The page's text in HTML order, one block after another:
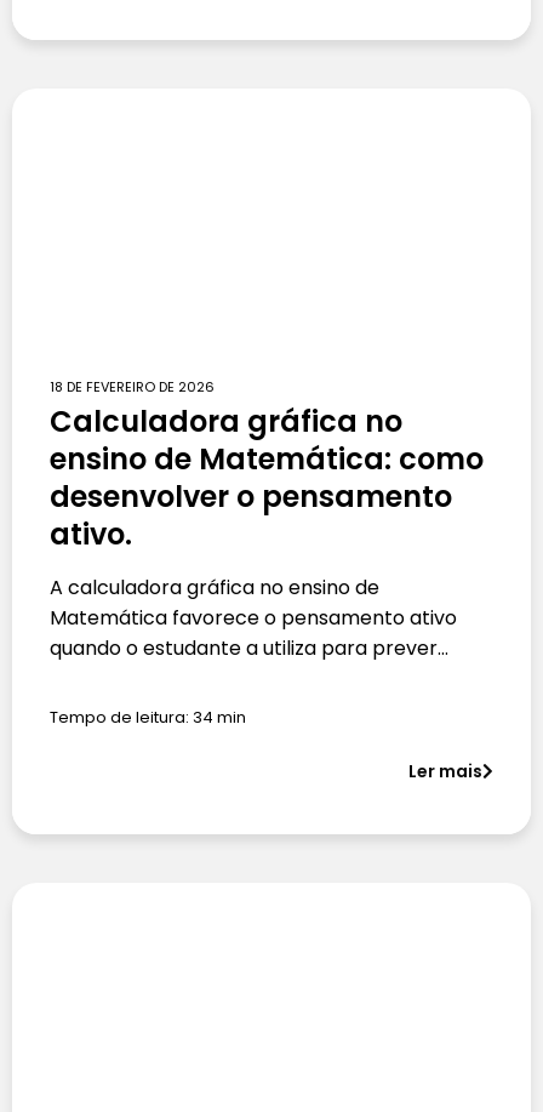
18 DE FEVEREIRO DE 2026
Calculadora gráfica no
ensino de Matemática: como
desenvolver o pensamento
ativo.
A calculadora gráfica no ensino de
Matemática favorece o pensamento ativo
quando o estudante a utiliza para prever…
Tempo de leitura: 34 min
Ler mais